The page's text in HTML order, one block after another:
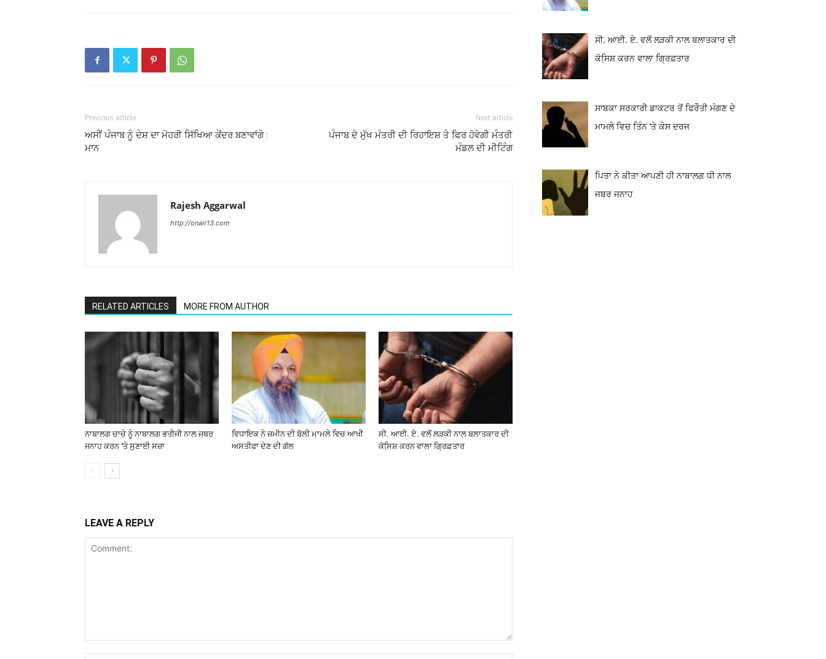
Previous article
ਅਸੀਂ ਪੰਜਾਬ ਨੂੰ ਦੇਸ਼ ਦਾ ਮੋਹਰੀ ਸਿੱਖਿਆ ਕੇਂਦਰ ਬਣਾਵਾਂਗੇ :
ਮਾਨ
Next article
ਪੰਜਾਬ ਦੇ ਮੁੱਖ ਮੰਤਰੀ ਦੀ ਰਿਹਾਇਸ਼ ਤੇ ਫਿਰ ਹੋਵੇਗੀ ਮੰਤਰੀ
ਮੰਡਲ ਦੀ ਮੀਟਿੰਗ
Rajesh Aggarwal
http://onair13.com
RELATED ARTICLES MORE FROM AUTHOR
ਨਾਬਾਲਗ ਚਾਚੇ ਨੂੰ ਨਾਬਾਲਗ ਭਤੀਜੀ ਨਾਲ ਜਬਰ
ਜਨਾਹ ਕਰਨ ‘ਤੇ ਸੁਣਾਈ ਸਜ਼ਾ
ਵਿਧਾਇਕ ਨੇ ਜ਼ਮੀਨ ਦੀ ਬੋਲੀ ਮਾਮਲੇ ਵਿਚ ਆਖੀ
ਅਸਤੀਫਾ ਦੇਣ ਦੀ ਗੱਲ
ਸੀ. ਆਈ. ਏ. ਵਲੋਂ ਲੜਕੀ ਨਾਲ ਬਲਾਤਕਾਰ ਦੀ
ਕੋਸਿ਼ਸ਼ ਕਰਨ ਵਾਲਾ ਗ੍ਰਿਫ਼ਤਾਰ
LEAVE A REPLY
ਸੀ. ਆਈ. ਏ. ਵਲੋਂ ਲੜਕੀ ਨਾਲ ਬਲਾਤਕਾਰ ਦੀ
ਕੋਸਿ਼ਸ਼ ਕਰਨ ਵਾਲਾ ਗ੍ਰਿਫ਼ਤਾਰ
ਸਾਬਕਾ ਸਰਕਾਰੀ ਡਾਕਟਰ ਤੋਂ ਫਿਰੌਤੀ ਮੰਗਣ ਦੇ
ਮਾਮਲੇ ਵਿਚ ਤਿੰਨ ‘ਤੇ ਕੇਸ ਦਰਜ
ਪਿਤਾ ਨੇ ਕੀਤਾ ਆਪਣੀ ਹੀ ਨਾਬਾਲਗ ਧੀ ਨਾਲ
ਜਬਰ ਜਨਾਹ